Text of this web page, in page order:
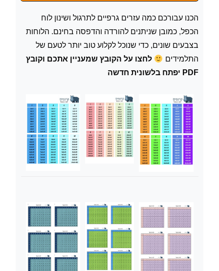
הכנו עבורכם כמה עזרים גרפיים לתרגול ושינון לוח
הכפל, כמובן שניתנים להורדה והדפסה בחינם. הלוחות
בצבעים שונים, כדי שנוכל לקלוע טוב יותר לטעם של
התלמידים
לחצו על הקובץ שמעניין אתכם וקובץ
PDF יפתח בלשונית חדשה